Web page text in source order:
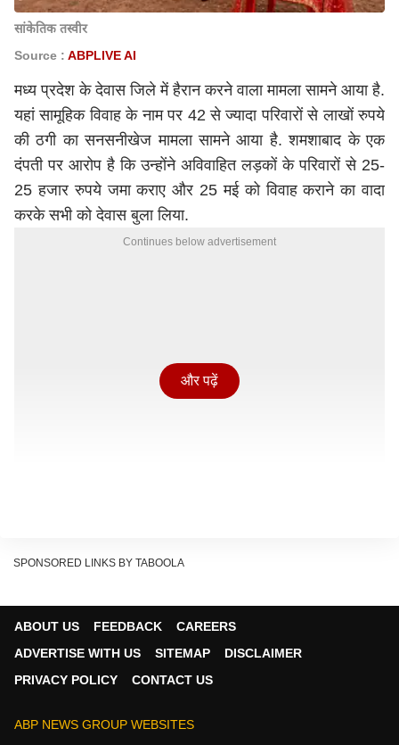
सांकेतिक तस्वीर
Source : ABPLIVE AI
मध्य प्रदेश के देवास जिले में हैरान करने वाला मामला सामने आया है.
यहां सामूहिक विवाह के नाम पर 42 से ज्यादा परिवारों से लाखों रुपये
की ठगी का सनसनीखेज मामला सामने आया है. शमशाबाद के एक
दंपती पर आरोप है कि उन्होंने अविवाहित लड़कों के परिवारों से 25-
25 हजार रुपये जमा कराए और 25 मई को विवाह कराने का वादा
करके सभी को देवास बुला लिया.
Continues below advertisement
यह भी पढ़ें:Ratlam News: 3 साल से न्याय ना मिलने पर
और पढ़ें
SPONSORED LINKS BY TABOOLA
ABOUT US FEEDBACK
CAREERS
ADVERTISE WITH US
SITEMAP
DISCLAIMER
PRIVACY POLICY
CONTACT US
ABP NEWS GROUP WEBSITES